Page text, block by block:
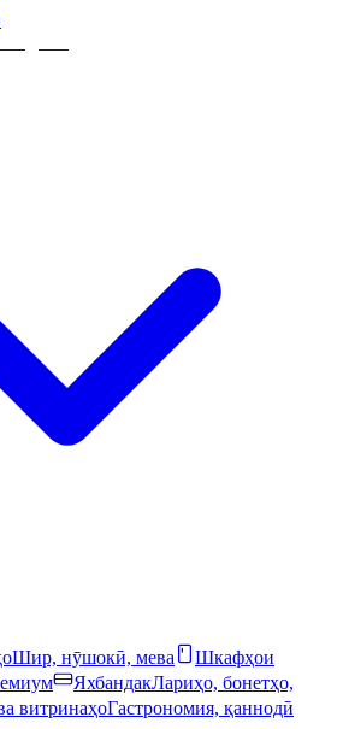
Шир, нӯшокӣ, мева
Шкафҳои
ЯхбандакЛариҳо, бонетҳо,
витринаҳоГастрономия, қаннодӣ